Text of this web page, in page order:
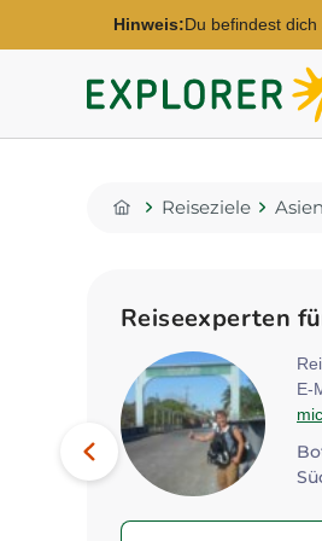
Hinweis:Du befindest
Explorer
Fernreisen
Home
Reiseziele Asien
Reiseexperten
E-